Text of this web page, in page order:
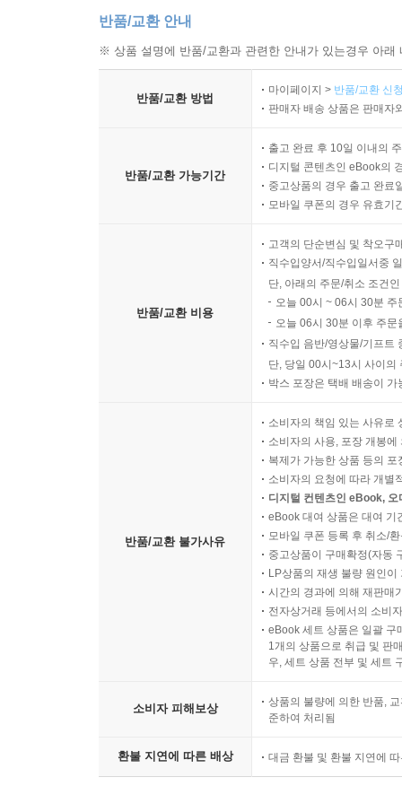
반품/교환 안내
※ 상품 설명에 반품/교환과 관련한 안내가 있는경우 아
반품/교환 방법
마이페이지 > 반품/교환 신
판매자 배송 상품은 판매자
반품/교환 가능기간
출고 완료 후 10일 이내의
디지털 콘텐츠인 eBook의
중고상품의 경우 출고 완료
모바일 쿠폰의 경우 유효기
반품/교환 비용
고객의 단순변심 및 착오구
직수입양서/직수입일서중
단, 아래의 주문/취소 조건
오늘 00시 ~ 06시 30분
오늘 06시 30분 이후 주
직수입 음반/영상물/기프트
단, 당일 00시~13시 사이의
박스 포장은 택배 배송이
반품/교환 불가사유
소비자의 책임 있는 사유로
소비자의 사용, 포장 개봉
복제가 가능한 상품 등의
소비자의 요청에 따라 개별
디지털 컨텐츠인 eBook,
eBook 대여 상품은 대여 기
모바일 쿠폰 등록 후 취소/
중고상품이 구매확정(자동
LP상품의 재생 불량 원인
시간의 경과에 의해 재판매
전자상거래 등에서의 소비
eBook 세트 상품은 일괄 구
1개의 상품으로 취급 및 판
우, 세트 상품 전부 및 세트
소비자 피해보상
상품의 불량에 의한 반품,
준하여 처리됨
환불 지연에 따른 배상 대금 환불 및 환불 지연에